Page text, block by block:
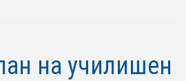
на училишен